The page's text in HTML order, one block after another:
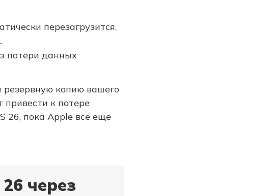
перезагрузится,
резервную копию вашего
привести к потере
26, пока Apple все еще
через